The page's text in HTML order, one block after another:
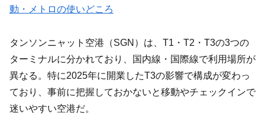
動・メトロの使いどころ
タンソンニャット空港（SGN）は、T1・T2・T3の3つの
ターミナルに分かれており、国内線・国際線で利用場所が
異なる。特に2025年に開業したT3の影響で構成が変わっ
ており、事前に把握しておかないと移動やチェックインで
迷いやすい空港だ。